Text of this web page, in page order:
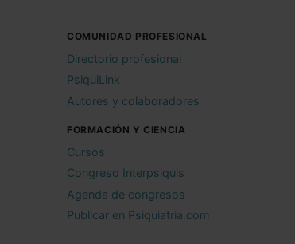
COMUNIDAD PROFESIONAL
Directorio profesional
PsiquiLink
Autores y colaboradores
FORMACIÓN Y CIENCIA
Cursos
Congreso Interpsiquis
Agenda de congresos
Publicar en Psiquiatria.com